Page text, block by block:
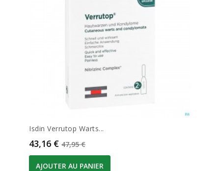
Isdin Verrutop Warts...
Prix
43,16 € Prix de base
47,95 €
AJOUTER AU PANIER